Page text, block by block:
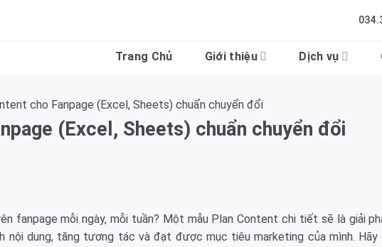
Trang Chủ Giới thiệu Dịch vụ
cho Fanpage (Excel, Sheets) chuẩn chuyển đổi
(Excel, Sheets) chuẩn chuyển đổi
fanpage mỗi ngày, mỗi tuần? Một mẫu Plan Content chi tiết sẽ là giải
nội dung, tăng tương tác và đạt được mục tiêu marketing của mình. Hãy